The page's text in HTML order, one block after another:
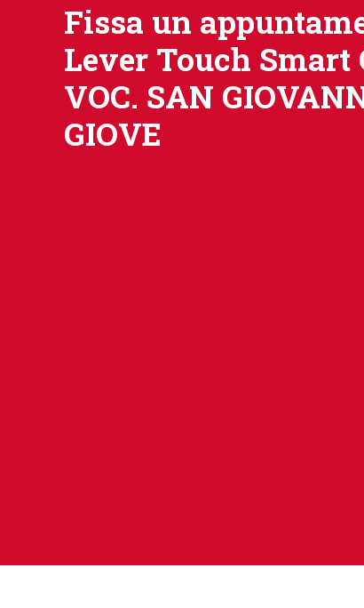
Fissa un
Lever Touch Smart
VOC. SAN
GIOVE